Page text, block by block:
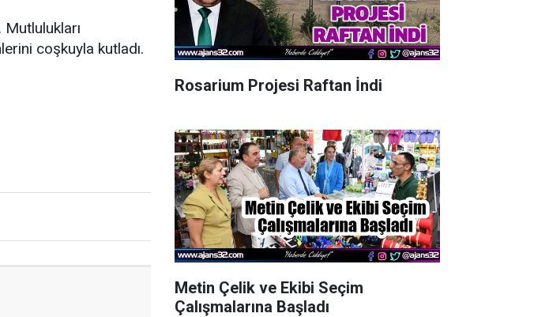
Mutlulukları
coşkuyla kutladı.
Rosarium Projesi Raftan İndi
Metin Çelik ve Ekibi Seçim
Çalışmalarına Başladı